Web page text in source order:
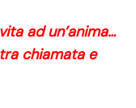
ad un’anima…
chiamata e